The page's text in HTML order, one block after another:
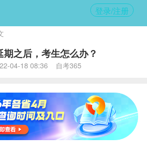
登录/注册
期之后，考生怎么办？
04-18 08:36 自考365